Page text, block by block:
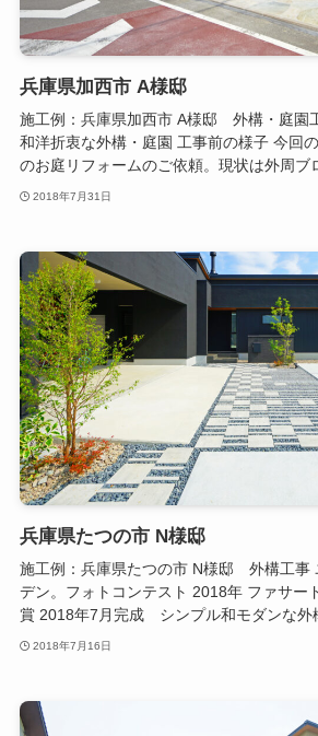
兵庫県加西市 A様邸
施工例：兵庫県加西市 A様邸 外構・庭園
和洋折衷な外構・庭園 工事前の様子 今回
のお庭リフォームのご依頼。現状は外周ブ
2018年7月31日
兵庫県たつの市 N様邸
施工例：兵庫県たつの市 N様邸 外構工
デン。フォトコンテスト 2018年 ファサ
賞 2018年7月完成 シンプル和モダンな外
2018年7月16日